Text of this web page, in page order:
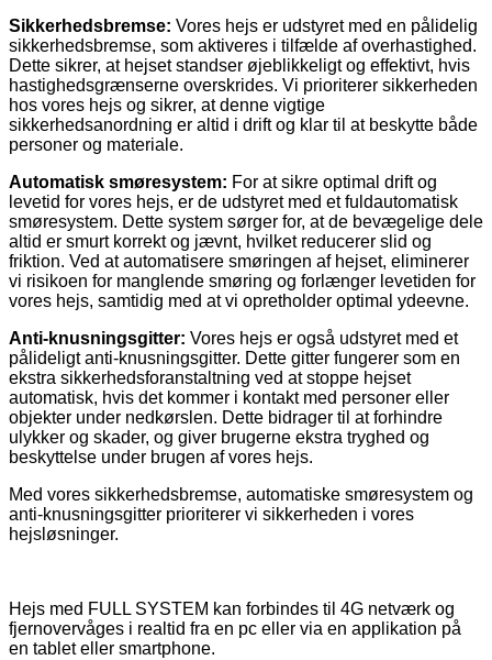
Sikkerhedsbremse: Vores hejs er udstyret med en pålidelig
sikkerhedsbremse, som aktiveres i tilfælde af overhastighed.
Dette sikrer, at hejset standser øjeblikkeligt og effektivt, hvis
hastighedsgrænserne overskrides. Vi prioriterer sikkerheden
hos vores hejs og sikrer, at denne vigtige
sikkerhedsanordning er altid i drift og klar til at beskytte både
personer og materiale.
Automatisk smøresystem: For at sikre optimal drift og
levetid for vores hejs, er de udstyret med et fuldautomatisk
smøresystem. Dette system sørger for, at de bevægelige dele
altid er smurt korrekt og jævnt, hvilket reducerer slid og
friktion. Ved at automatisere smøringen af hejset, eliminerer
vi risikoen for manglende smøring og forlænger levetiden for
vores hejs, samtidig med at vi opretholder optimal ydeevne.
Anti-knusningsgitter: Vores hejs er også udstyret med et
pålideligt anti-knusningsgitter. Dette gitter fungerer som en
ekstra sikkerhedsforanstaltning ved at stoppe hejset
automatisk, hvis det kommer i kontakt med personer eller
objekter under nedkørslen. Dette bidrager til at forhindre
ulykker og skader, og giver brugerne ekstra tryghed og
beskyttelse under brugen af vores hejs.
Med vores sikkerhedsbremse, automatiske smøresystem og
anti-knusningsgitter prioriterer vi sikkerheden i vores
hejsløsninger.
Hejs med FULL SYSTEM kan forbindes til 4G netværk og
fjernovervåges i realtid fra en pc eller via en applikation på
en tablet eller smartphone.